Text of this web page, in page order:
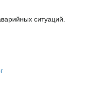
ситуаций.